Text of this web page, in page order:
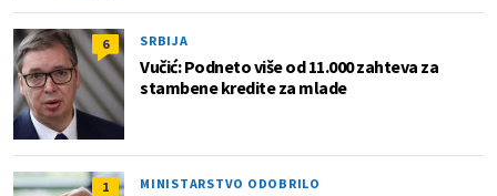
6 SRBIJA
Vučić: Podneto više od 11.000 zahteva za
stambene kredite za mlade
1 MINISTARSTVO ODOBRILO